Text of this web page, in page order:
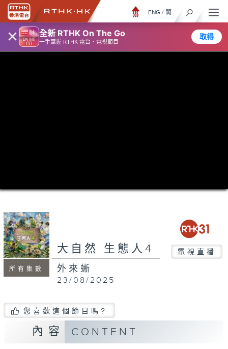
× 全新 RTHK On The Go
一手掌握 RTHK 電台、電視節目
取得
ENG / 簡
所有集數
大自然 生態人4 電視直播
外來蜥
23/08/2025
您喜歡這個節目嗎?
內容 CONTENT